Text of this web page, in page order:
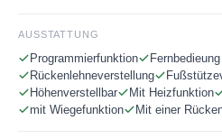
AUSSTATTUNG
Programmierfunktion
Rückenlehneverstellung
Höhenverstellbar
Mit Heizfunktion
mit Wiegefunktion
Mit einer